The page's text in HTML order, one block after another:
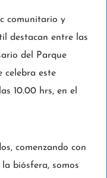
comunitario y
destacan entre las
del Parque
celebra este
10.00 hrs, en el
comenzando con
biósfera, somos